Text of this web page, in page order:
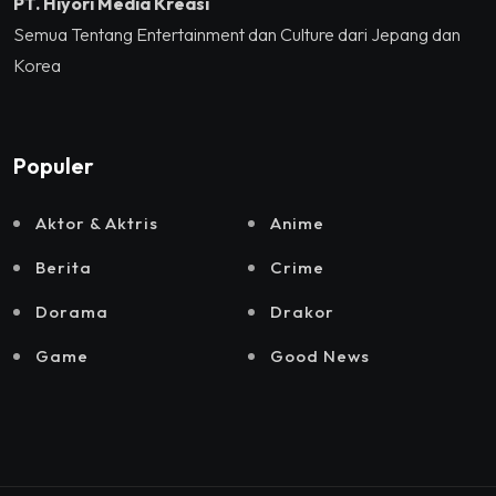
Semua Tentang Entertainment dan Culture dari Jepang dan
Korea
Populer
Aktor & Aktris Anime
Berita Crime
Dorama Drakor
Game Good News